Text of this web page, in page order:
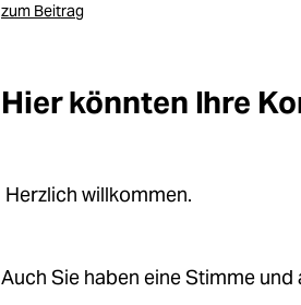
zum Beitrag
Hier könnten Ihre
Herzlich willkommen.
Auch Sie haben eine Stimme